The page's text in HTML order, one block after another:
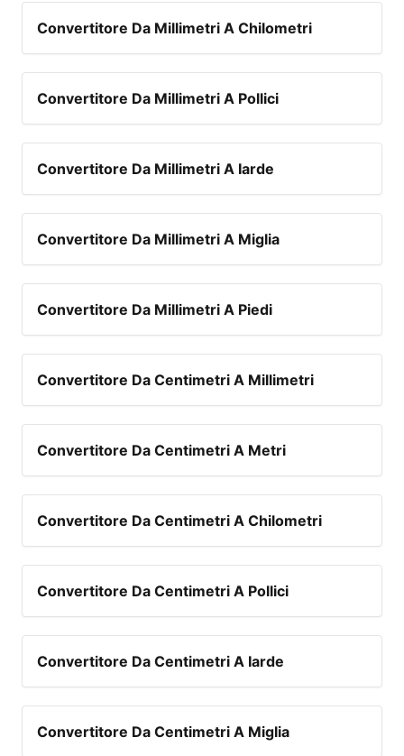
Convertitore Da Millimetri A Chilometri
Convertitore Da Millimetri A Pollici
Convertitore Da Millimetri A Iarde
Convertitore Da Millimetri A Miglia
Convertitore Da Millimetri A Piedi
Convertitore Da Centimetri A Millimetri
Convertitore Da Centimetri A Metri
Convertitore Da Centimetri A Chilometri
Convertitore Da Centimetri A Pollici
Convertitore Da Centimetri A Iarde
Convertitore Da Centimetri A Miglia